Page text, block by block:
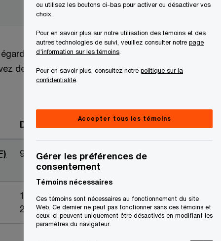
de la
des questions
Date
o
9 Juin 2025
18 Dec
2024
ou utilisez les boutons ci-bas pour activer ou désactiver vos
choix.
Pour en savoir plus sur notre utilisation des témoins et des
autres technologies de suivi, veuillez consulter notre page
d'information sur les témoins
Pour en savoir plus, consultez notre politique sur la
confidentialité
Accepter tous les témoins
Gérer les préférences de
consentement
Témoins nécessaires
Ces témoins sont nécessaires au fonctionnement du site
Web. Ce dernier ne peut pas fonctionner sans ces témoins et
ceux-ci peuvent uniquement être désactivés en modifiant les
paramètres du navigateur.